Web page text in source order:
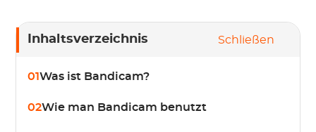
Inhaltsverzeichnis Schließen
01Was ist Bandicam?
02Wie man Bandicam benutzt